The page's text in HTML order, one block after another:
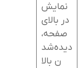
نمایش
در بالای
صفحه،
دیده‌شد
ن بالا